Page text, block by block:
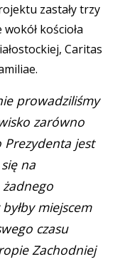
zastały trzy
kościoła
Caritas
prowadziliśmy
zarówno
Prezydenta jest
na
miejscem
czasu
Zachodniej